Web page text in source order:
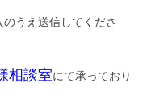
うえ送信してくださ
相談室にて承っており